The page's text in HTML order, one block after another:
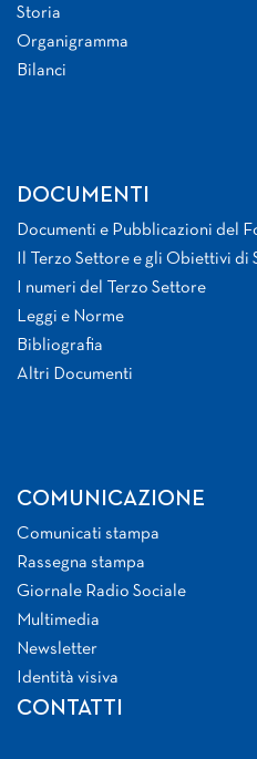
Storia
Organigramma
Bilanci
DOCUMENTI
Documenti e Pubblicazioni del
Il Terzo Settore e gli Obiettivi di
I numeri del Terzo Settore
Leggi e Norme
Bibliografia
Altri Documenti
COMUNICAZIONE
Comunicati stampa
Rassegna stampa
Giornale Radio Sociale
Multimedia
Newsletter
Identità visiva
CONTATTI